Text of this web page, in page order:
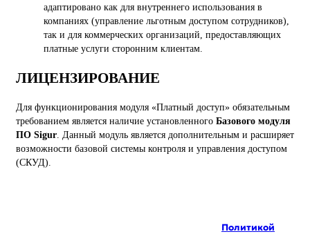
адаптировано как для внутреннего использования в
компаниях (управление льготным доступом сотрудников),
так и для коммерческих организаций, предоставляющих
платные услуги сторонним клиентам.
ЛИЦЕНЗИРОВАНИЕ
Для функционирования модуля «Платный доступ» обязательным
требованием является наличие установленного Базового модуля
ПО Sigur . Данный модуль является дополнительным и расширяет
возможности базовой системы контроля и управления доступом
(СКУД).
Политикой